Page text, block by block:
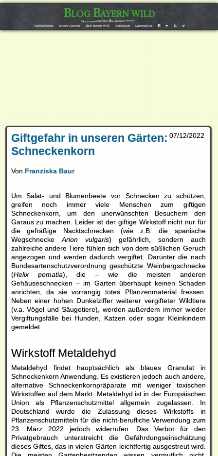
Blog Bayern wild
Wir bloggen über Wolf, Bär, Luchs und andere…
Publikationen Unsere Autoren Über Bayern wild Impressum Datenschutz F T Y V
07/12/2022
Giftgefahr in unseren Gärten:
Schneckenkorn
Von Franziska Baur
Um Salat- und Blumenbeete vor Schnecken zu schützen,
greifen noch immer viele Menschen zum giftigen
Schneckenkorn , um den unerwünschten Besuchern den
Garaus zu machen. Leider ist der giftige Wirkstoff nicht nur für
die gefräßige Nacktschnecken (wie z.B. die spanische
Wegschnecke
Arion vulgaris) gefährlich, sondern auch
zahlreiche andere Tiere fühlen sich von dem süßlichen Geruch
angezogen und werden dadurch vergiftet. Darunter die nach
Bundesartenschutzverordnung geschützte Weinbergschnecke
(Helix pomatia), die – wie die meisten anderen
Gehäuseschnecken – im Garten überhaupt keinen Schaden
anrichten, da sie vorrangig totes Pflanzenmaterial fressen.
Neben einer hohen Dunkelziffer weiterer vergifteter Wildtiere
(v.a. Vögel und Säugetiere), werden außerdem immer wieder
Vergiftungsfälle bei Hunden, Katzen oder sogar Kleinkindern
gemeldet.
Wirkstoff Metaldehyd
Metaldehyd findet hauptsächlich als blaues Granulatin
Schneckenkorn Anwendung. Es existieren jedoch auch andere,
alternative Schneckenkornpräparate mit weniger toxischen
Wirkstoffen auf dem Markt. Metaldehyd ist in der Europäischen
Union als Pflanzenschutzmittel allgemein zugelassen. In
Deutschland wurde die Zulassung dieses Wirkstoffs in
Pflanzenschutzmitteln für die nicht-berufliche Verwendung zum
23. März 2022 jedoch widerrufen. Das Verbot für den
Privatgebrauch unterstreicht die Gefährdungseinschätzung
dieses Giftes, das in vielen Gärten leichtfertig ausgestreut wird.